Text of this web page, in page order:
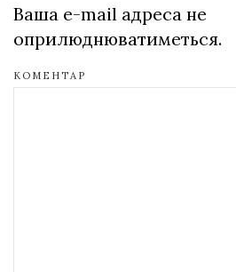
Ваша e-mail адреса не
оприлюднюватиметься.
КОМЕНТАР